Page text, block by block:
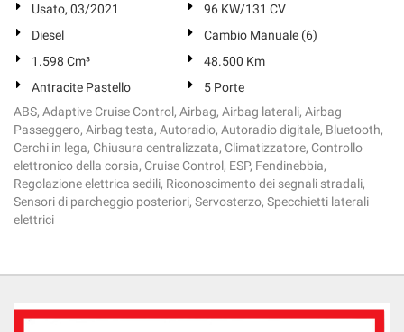
Usato, 03/2021
96 KW/131 CV
Diesel
Cambio Manuale (6)
1.598 Cm³
48.500 Km
Antracite Pastello
5 Porte
ABS, Adaptive Cruise Control, Airbag, Airbag laterali, Airbag
Passeggero, Airbag testa, Autoradio, Autoradio digitale, Bluetooth,
Cerchi in lega, Chiusura centralizzata, Climatizzatore, Controllo
elettronico della corsia, Cruise Control, ESP, Fendinebbia,
Regolazione elettrica sedili, Riconoscimento dei segnali stradali,
Sensori di parcheggio posteriori, Servosterzo, Specchietti laterali
elettrici